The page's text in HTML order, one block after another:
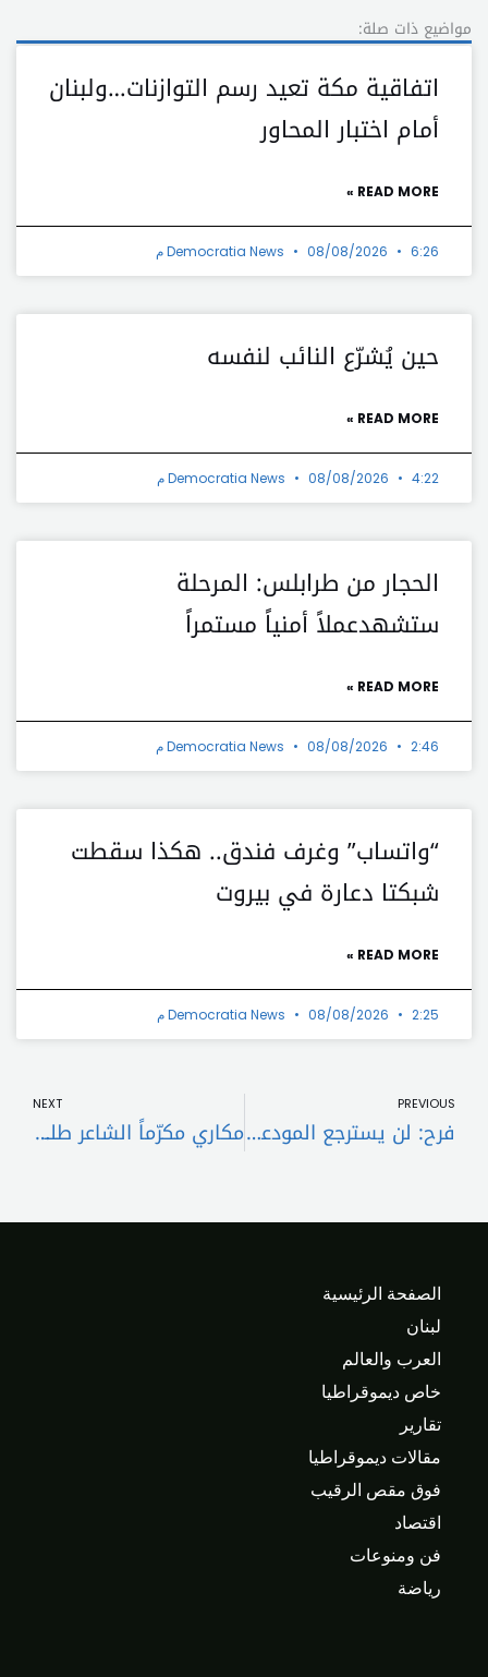
مواضيع ذات صلة:
اتفاقية مكة تعيد رسم التوازنات…ولبنان
أمام اختبار المحاور
READ MORE »
Democratia News 08/08/2026 6:26 م
حين يُشرّع النائب لنفسه
READ MORE »
Democratia News 08/08/2026 4:22 م
الحجار من طرابلس: المرحلة
ستشهدعملاً أمنياً مستمراً
READ MORE »
Democratia News 08/08/2026 2:46 م
“واتساب” وغرف فندق.. هكذا سقطت
شبكتا دعارة في بيروت
READ MORE »
Democratia News 08/08/2026 2:25 م
PREVIOUS
فرح: لن يسترجع المودعون أموالهم إلا في هذه الحالة.. وهناك حرص لعدم تغيير سعر الصرف بواب: التحديات الاقتصادية يمكن أن تكون بسيطة بحال تأمن القرار السياسي.. والمدن والقرى الحدودية ستساهم بإعادة إعمار سوريا
NEXT
مكاري مكرّماً الشاعر طلال حيدر: أغنيتَ لبنان بشعرك مُغتسلاً بماء الجنون
الصفحة الرئيسية
لبنان
العرب والعالم
خاص ديموقراطيا
تقارير
مقالات ديموقراطيا
فوق مقص الرقيب
اقتصاد
فن ومنوعات
رياضة